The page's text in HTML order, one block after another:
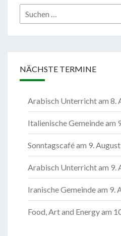
Suchen
nach:
NÄCHSTE TERMINE
Arabisch Unterrichtam 8.
Italienische Gemeindeam
Sonntagscaféam 9.
Arabisch Unterrichtam 9.
Iranische Gemeindeam 9.
Food, Art and Energyam